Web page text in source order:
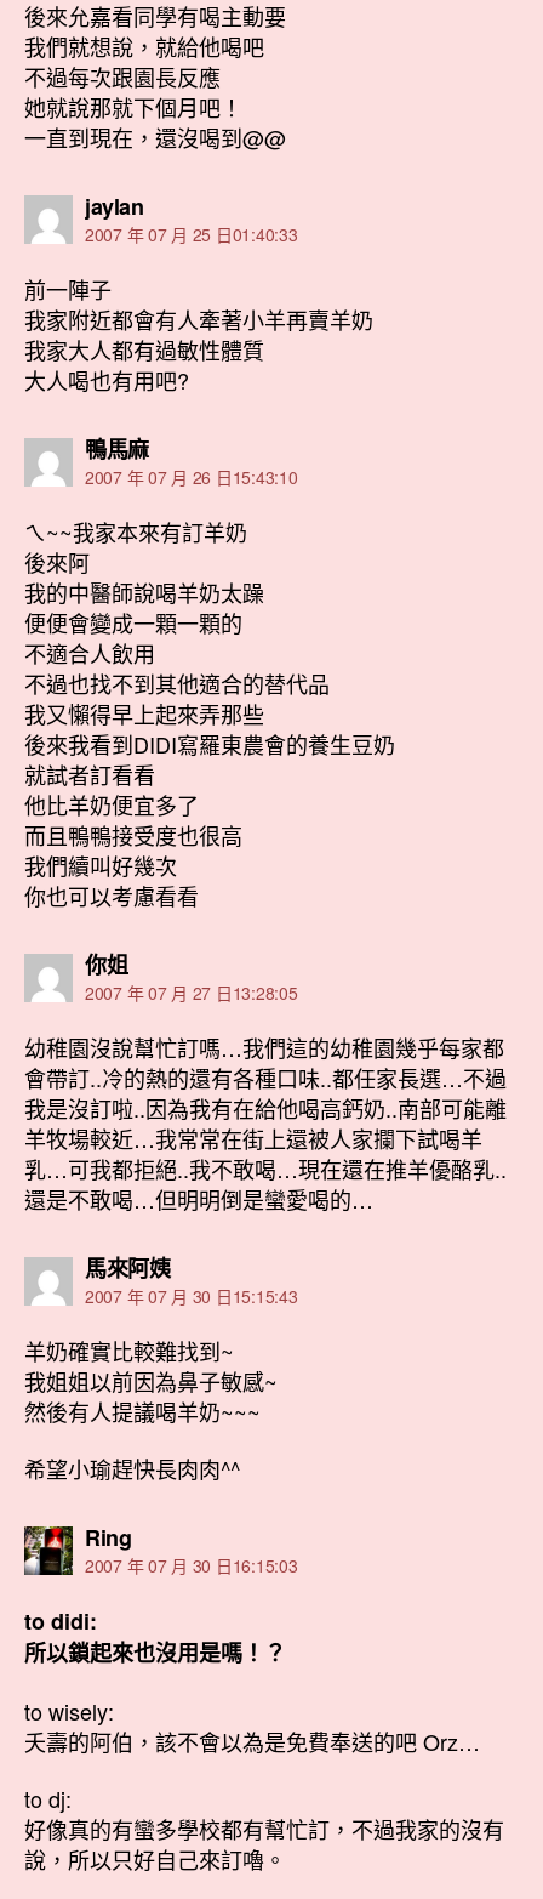
後來允嘉看同學有喝主動要
我們就想說，就給他喝吧
不過每次跟園長反應
她就說那就下個月吧！
一直到現在，還沒喝到@@
jaylan表
示:
2007 年 07 月 25 日01:40:33
前一陣子
我家附近都會有人牽著小羊再賣羊奶
我家大人都有過敏性體質
大人喝也有用吧?
鴨馬麻表
示:
2007 年 07 月 26 日15:43:10
ㄟ~~我家本來有訂羊奶
後來阿
我的中醫師說喝羊奶太躁
便便會變成一顆一顆的
不適合人飲用
不過也找不到其他適合的替代品
我又懶得早上起來弄那些
後來我看到DIDI寫羅東農會的養生豆奶
就試者訂看看
他比羊奶便宜多了
而且鴨鴨接受度也很高
我們續叫好幾次
你也可以考慮看看
你姐表
示:
2007 年 07 月 27 日13:28:05
幼稚園沒說幫忙訂嗎…我們這的幼稚園幾乎每家都
會帶訂..冷的熱的還有各種口味..都任家長選…不過
我是沒訂啦..因為我有在給他喝高鈣奶..南部可能離
羊牧場較近…我常常在街上還被人家攔下試喝羊
乳…可我都拒絕..我不敢喝…現在還在推羊優酪乳..
還是不敢喝…但明明倒是蠻愛喝的…
馬來阿姨表
示:
2007 年 07 月 30 日15:15:43
羊奶確實比較難找到~
我姐姐以前因為鼻子敏感~
然後有人提議喝羊奶~~~
希望小瑜趕快長肉肉^^
Ring表
示:
2007 年 07 月 30 日16:15:03
to didi:
所以鎖起來也沒用是嗎！？
to wisely:
夭壽的阿伯，該不會以為是免費奉送的吧 Orz…
to dj:
好像真的有蠻多學校都有幫忙訂，不過我家的沒有
說，所以只好自己來訂嚕。